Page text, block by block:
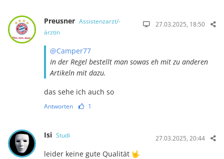
Preusner Assistenzarzt/-
ärztin
27.03.2025, 18:50
@Camper77
In der Regel bestellt man sowas eh mit zu anderen
Artikeln mit dazu.
das sehe ich auch so
Antworten 1
Isi Studi 27.03.2025, 20:44
leider keine gute Qualität 🤟